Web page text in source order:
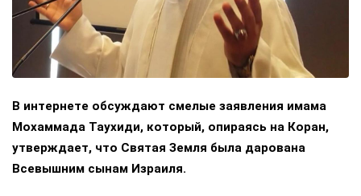
В интернете обсуждают смелые заявления имама
Мохаммада Таухиди, который, опираясь на Коран,
утверждает, что Святая Земля была дарована
Всевышним сынам Израиля.